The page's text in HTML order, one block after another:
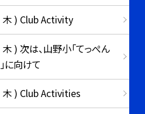
) Club Activity
) 次は、山野小「てっぺん
に向けて
) Club Activities